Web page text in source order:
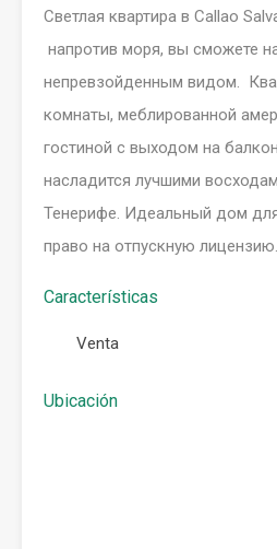
Светлая квартира в Callao
напротив моря, вы сможете
непревзойденным видом.
комнаты, меблированной
гостиной с выходом на
насладится лучшими
Тенерифе. Идеальный дом
право на отпускную
Características
Venta
Ubicación